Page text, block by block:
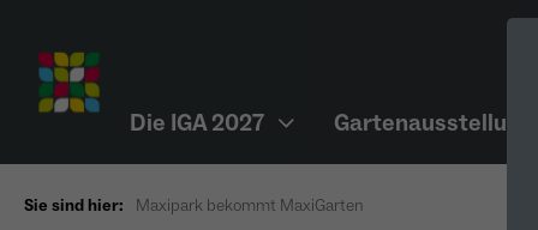
Die IGA 2027 Gartenausstellung
Sie sind hier: Maxipark bekommt MaxiGarten